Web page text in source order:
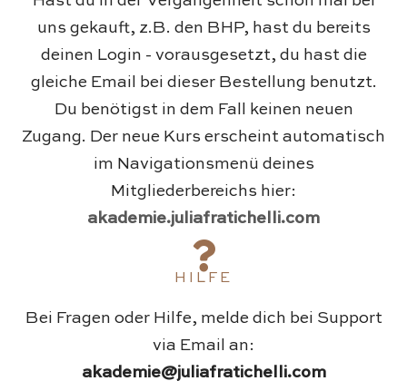
uns gekauft, z.B. den BHP, hast du bereits
deinen Login - vorausgesetzt, du hast die
gleiche Email bei dieser Bestellung benutzt.
Du benötigst in dem Fall keinen neuen
Zugang. Der neue Kurs erscheint automatisch
im Navigationsmenü deines
Mitgliederbereichs hier:
akademie.juliafratichelli.com
HILFE
Bei Fragen oder Hilfe, melde dich bei Support
via Email an:
akademie@juliafratichelli.com